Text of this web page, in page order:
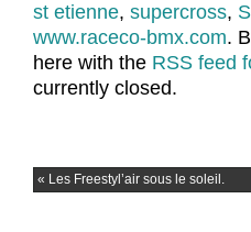
st etienne, supercross,
www.raceco-bmx.com.
here with the RSS feed
currently closed.
« Les Freestyl’air sous le soleil.